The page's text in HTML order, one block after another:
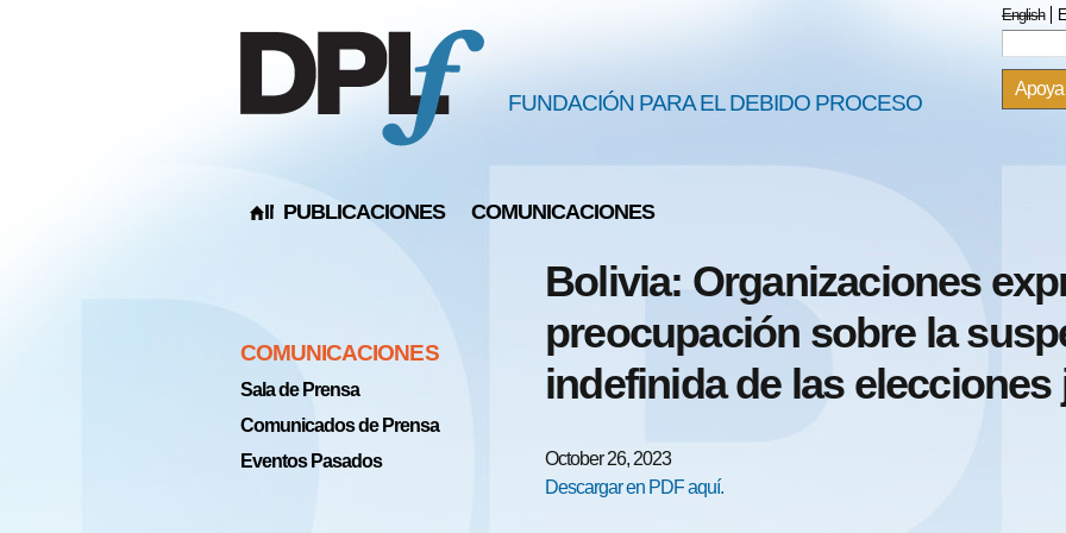
FUNDACIÓN PARA EL DEBIDO PROCESO
English
Apoya
INICIO
PUBLICACIONES COMUNICACIONES
COMUNICACIONES
Sala de Prensa
Comunicados de Prensa
Eventos Pasados
Bolivia: Organizaciones
preocupación sobre la
indefinida de las
October 26, 2023
Descargar en PDF aquí.